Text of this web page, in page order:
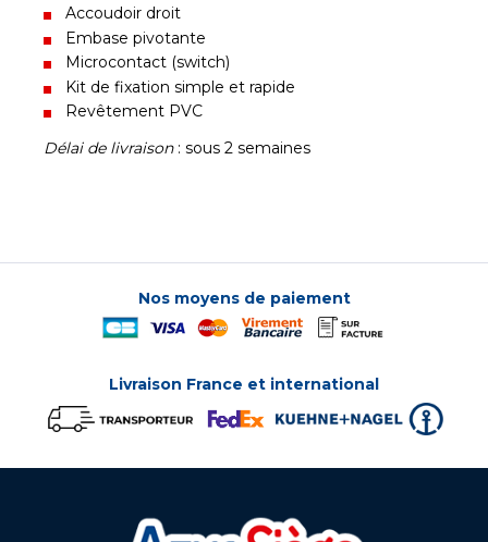
Accoudoir droit
Embase pivotante
Microcontact (switch)
Kit de fixation simple et rapide
Revêtement PVC
Délai de livraison: sous 2 semaines
Nos moyens de paiement
Livraison France et international